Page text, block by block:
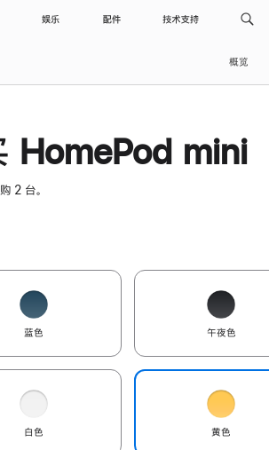
娱乐 配件 技术支持
概览
HomePod mini
2 台。
蓝色 午夜色
白色 黄色